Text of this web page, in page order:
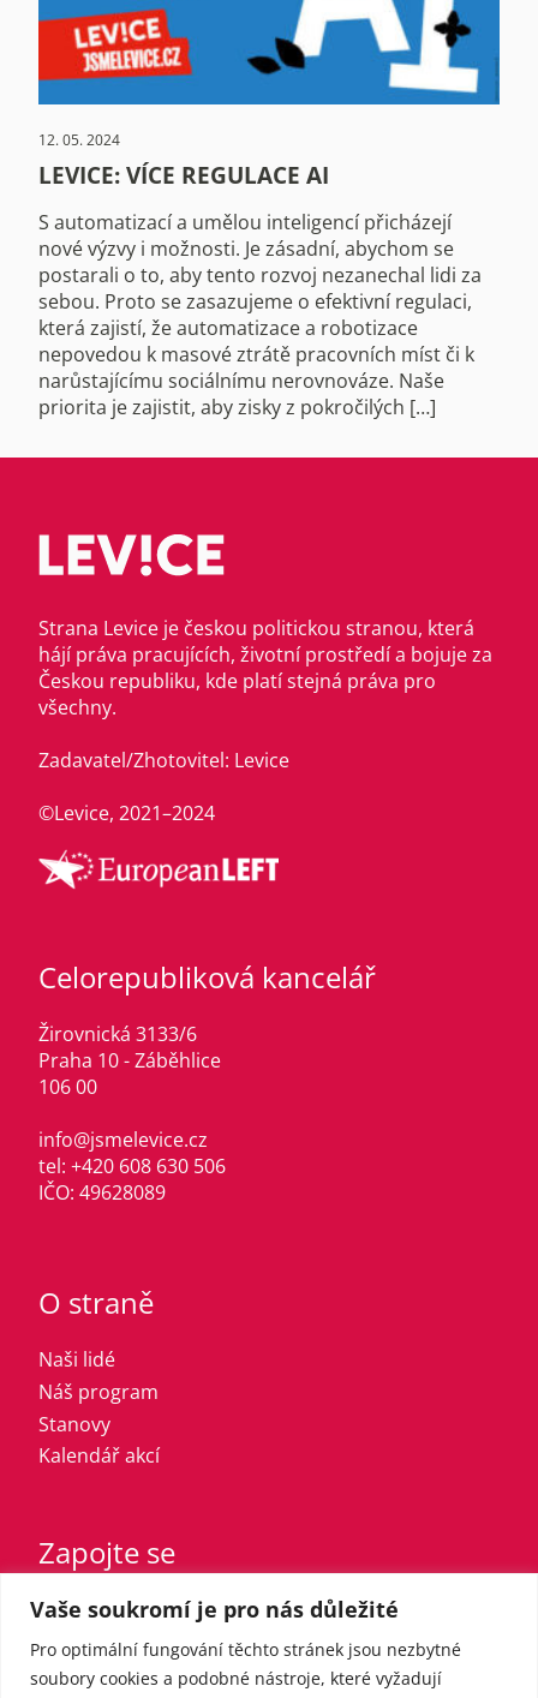
Vaše soukromí je pro nás důležité
Pro optimální fungování těchto stránek jsou nezbytné
soubory cookies a podobné nástroje, které vyžadují
12. 05. 2024
LEVICE: VÍCE REGULACE AI
S automatizací a umělou inteligencí přicházejí
nové výzvy i možnosti. Je zásadní, abychom se
postarali o to, aby tento rozvoj nezanechal lidi za
sebou. Proto se zasazujeme o efektivní regulaci,
která zajistí, že automatizace a robotizace
nepovedou k masové ztrátě pracovních míst či k
narůstajícímu sociálnímu nerovnováze. Naše
priorita je zajistit, aby zisky z pokročilých […]
Strana Levice je českou politickou stranou, která
hájí práva pracujících, životní prostředí a bojuje za
Českou republiku, kde platí stejná práva pro
všechny.
Zadavatel/Zhotovitel: Levice
©Levice, 2021–2024
Celorepubliková kancelář
Žirovnická 3133/6
Praha 10 - Záběhlice
106 00
info@jsmelevice.cz
tel: +420 608 630 506
IČO: 49628089
O straně
Naši lidé
Náš program
Stanovy
Kalendář akcí
Zapojte se
Vstupte do strany
Registrovaný sympatizant
Přispějte finančně